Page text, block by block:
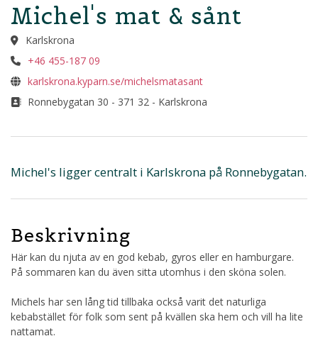
Michel's mat & sånt
Karlskrona
+46 455-187 09
karlskrona.kyparn.se/michelsmatasant
Ronnebygatan 30 - 371 32 - Karlskrona
Michel's ligger centralt i Karlskrona på Ronnebygatan.
Beskrivning
Här kan du njuta av en god kebab, gyros eller en hamburgare.
På sommaren kan du även sitta utomhus i den sköna solen.
Michels har sen lång tid tillbaka också varit det naturliga
kebabstället för folk som sent på kvällen ska hem och vill ha lite
nattamat.